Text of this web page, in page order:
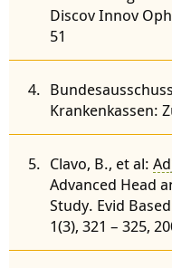
Discov Innov
51
Krankenkassen:
Clavo, B., et al:
Advanced Head
Study. Evid
1(3), 321 – 325,